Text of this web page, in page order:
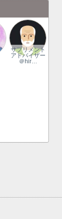
サプリメント
アドバイザー
＠hir…